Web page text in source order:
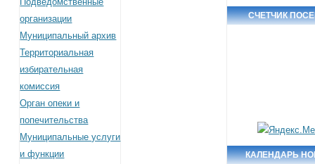
организации
Муниципальный архив
Территориальная
избирательная
комиссия
Орган опеки и
попечительства
Муниципальные услуги
и функции
СЧЕТЧИК
КАЛЕНДАРЬ